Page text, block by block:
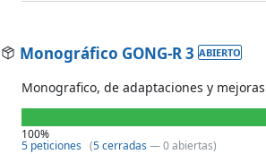
Monográfico GONG-R 3 ABIERTO
Monografico, de adaptaciones y
100%
5 peticiones (5 cerradas— 0 abiertas)